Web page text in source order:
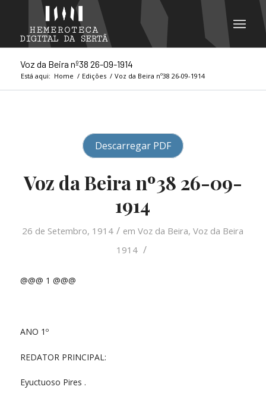
Voz da Beira nº38 26-09-1914
Está aqui: Home / Edições / Voz da Beira nº38 26-09-1914
Descarregar PDF
Voz da Beira nº38 26-09-
1914
26 de Setembro, 1914 / emVoz da Beira,Voz da Beira
1914 /
@@@ 1 @@@
ANO 1º
REDATOR PRINCIPAL:
Eyuctuoso Pires .